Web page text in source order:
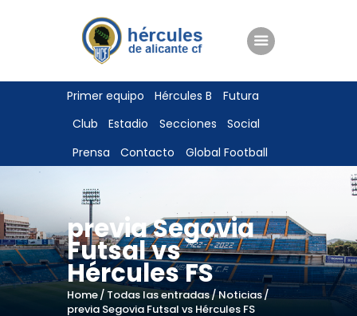
Primer equipo Hércules B
Futura
Club
Estadio Secciones
Social
Prensa
Contacto Global Football
previa Segovia
Futsal vs
Hércules FS
Home Todas las entradas Noticias
previa Segovia Futsal vs Hércules FS
ENTRADAS
TIENDA
HÉRCULESCF100